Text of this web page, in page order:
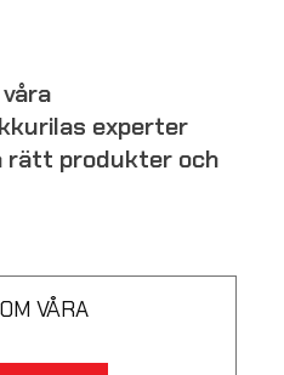
experter
rätt produkter och
VÅRA